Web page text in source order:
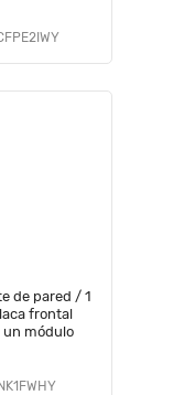
de pared / 1
frontal
un módulo